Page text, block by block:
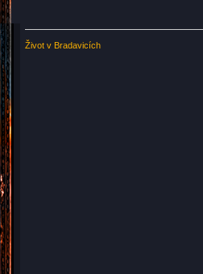
Život v Bradavicích